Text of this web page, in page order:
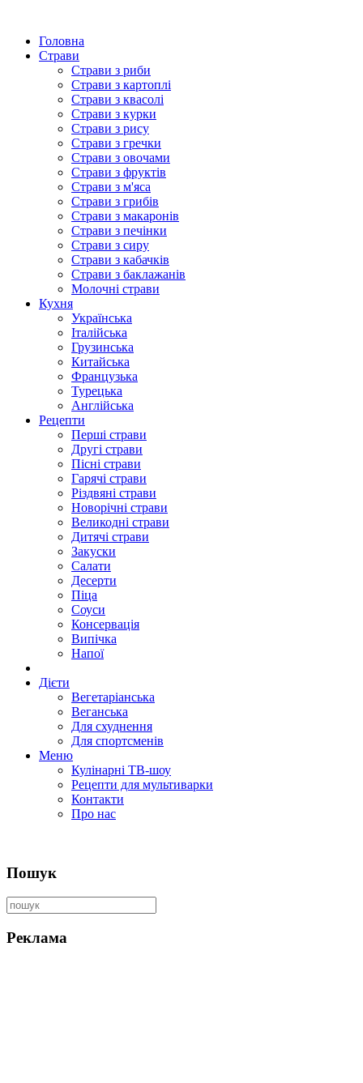
Головна
Страви
Страви з риби
Страви з картоплі
Страви з квасолі
Страви з курки
Страви з рису
Страви з гречки
Страви з овочами
Страви з фруктів
Страви з м'яса
Страви з грибів
Страви з макаронів
Страви з печінки
Страви з сиру
Страви з кабачків
Страви з баклажанів
Молочні страви
Кухня
Українська
Італійська
Грузинська
Китайська
Французька
Турецька
Англійська
Рецепти
Перші страви
Другі страви
Пісні страви
Гарячі страви
Різдвяні страви
Новорічні страви
Великодні страви
Дитячі страви
Закуски
Салати
Десерти
Піца
Соуси
Консервація
Випічка
Напої
Дієти
Вегетаріанська
Веганська
Для схуднення
Для спортсменів
Меню
Кулінарні ТВ-шоу
Рецепти для мультиварки
Контакти
Про нас
Пошук
Реклама